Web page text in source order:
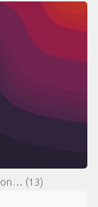
(13)